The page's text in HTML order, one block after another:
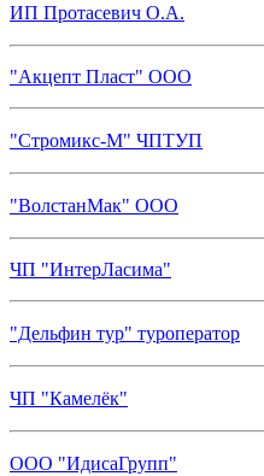
ИП Протасевич О.А.
"Акцепт Пласт" ООО
"Стромикс-М" ЧПТУП
"ВолстанМак" ООО
ЧП "ИнтерЛасима"
"Дельфин тур" туроператор
ЧП "Камелёк"
ООО "ИдисаГрупп"